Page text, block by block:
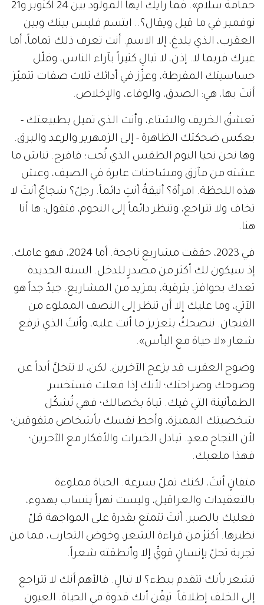
حمامة سلام». فما رأيك أيها المولود بين 24 أكتوبر و21
نوفمبر في ما قيل ويقال؟.. ابتسم فليس بينك وبين
العقرب، الذي يلدغ، إلا الاسم. أنت تعرف ذلك تماماً، أما
غيرك فربما لا. إذن، لا تبالِ كثيراً بآراء الناس، وقلّل
حساسيتك المفرطة، وعزّز في أدائك ثلاث صفات تتميّز
أنتَ بها، هي: الصدق، والوفاء، والإخلاص.
تعشقُ الخريف والشتاء، وأنت الذي تميل بطبيعتك -
بعكس ضحكتك الظاهرة - إلى الزمهرير والرعد والبرق.
وها نحن نحيا اليوم الطقس الذي تُحب؛ فافرح. تناسَ ما
عشته من مآزق ومشاحنات عابرة في الصيف، وعش
هذه اللحظة. امرأة؟ أنيقةٌ أنتِ دائماً. رجلٌ؟ شجاعٌ أنتَ لا
تخاف ولا تتراجع، وتنظر دائماً إلى النجوم، فتقول: ها أنا
هنا.
في 2023، حققت مشاريع ناجحة. أما 2024، فهو عامك.
إذ سيكون لك أكثر من مصدرٍ للدخل. السنة الجديدة
تعدك بحوافز، بترقية، بمزيد من المشاريع. جيدٌ جداً هو
الآتي، وما عليك إلا أن تنظر إلى النصف المملوء من
الفنجان. ننصحكُ بتعزيز ما أنت عليه، وأنتَ الذي ترفع
شعار «لا حياة مع اليأس».
وضوح العقرب قد يزعج الآخرين. لكن، لا تتخلَّ أبداً عن
وضوحك وصراحتك؛ لأنك إذا فعلت فستخسر
الطمأنينة التي فيك. تباهَ بخصالك؛ فهي تُشكّل
شخصيتك المميزة، وأحط نفسك بأشخاص متفوقين؛
لأن النجاح معدٍ. تبادل الخبرات والأفكار مع الآخرين؛
فهذا ملعبك.
متفانٍ أنتَ، لكنك تملّ بسرعة. الحياة مملوءة
بالتعقيدات والعراقيل، وليست نهراً ينساب بهدوء،
فعليك بالصبر. أنتَ تتمتع بقدرة على المواجهة قلّ
نظيرها. أكثرْ من قراءة الشعر، وخوض التجارب، فما من
تجربة تحلّ بإنسانٍ قويٍّ إلا وأنطقته شعراً.
تشعر بأنك تتقدم ببطء؟ لا تبالِ. فالأهم أنك لا تتراجع
إلى الخلف إطلاقاً. تيقّن أنك قدوة في الحياة. العيون